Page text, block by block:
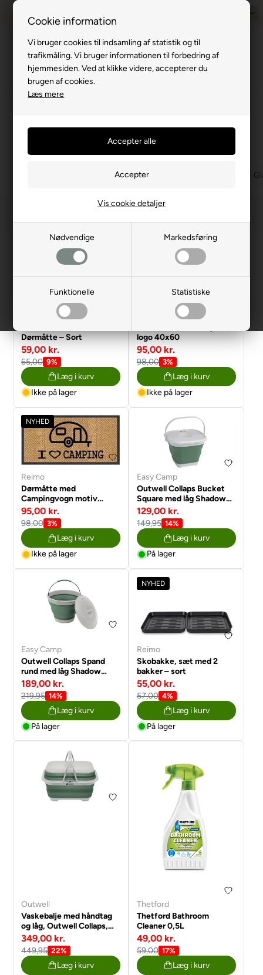
Cookie information
Vi bruger cookies til indsamling af statistik og til
trafikmåling. Vi bruger informationen til forbedring af
hjemmesiden. Ved at klikke videre, accepterer du
brugen af cookies.
Læs mere
Nødvendige Markedsføring
Funktionelle Statistiske
Vis cookie detaljer
Billig
Menu
Rengøring
Campingskabe
Dørmåtte – Sort
59,00 kr.
65,00 9%
Læg i kurv
Ikke på lager
logo 40x60
95,00 kr.
98,00 3%
Læg i kurv
Ikke på lager
NYHED
Reimo
Dørmåtte med
Campingvogn motiv
40x60
95,00 kr.
98,00 3%
Læg i kurv
Ikke på lager
Easy Camp
Outwell Collaps Bucket
Square med låg Shadow
Green
129,00 kr.
149,95 14%
Læg i kurv
På lager
Easy Camp
Outwell Collaps Spand
rund med låg Shadow
Green
189,00 kr.
219,95 14%
Læg i kurv
På lager
NYHED
Reimo
Skobakke, sæt med 2
bakker – sort
55,00 kr.
57,00 4%
Læg i kurv
På lager
Outwell
Vaskebalje med håndtag
og låg, Outwell Collaps,
Shadow Green
349,00 kr.
449,95 22%
Læg i kurv
Thetford
Thetford Bathroom
Cleaner 0,5L
49,00 kr.
59,00 17%
Læg i kurv